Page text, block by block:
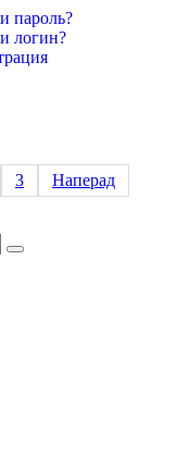
пароль?
логин?
3
Наперад